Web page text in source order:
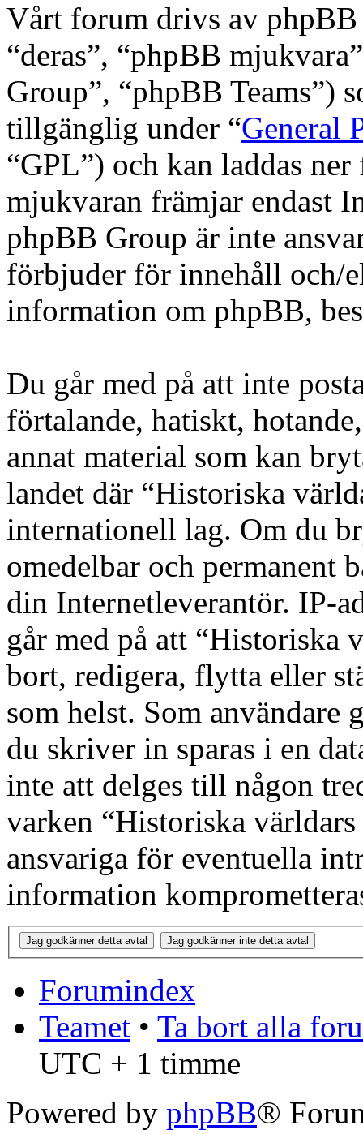
Vårt forum drivs av phpBB
“deras”, “phpBB
Group”, “phpBB Teams”)
tillgänglig under “General
“GPL”) och kan laddas
mjukvaran främjar endast
phpBB Group är inte
förbjuder för innehåll och/
information om phpBB,
Du går med på att inte
förtalande, hatiskt,
annat material som kan
landet där “Historiska
internationell lag. Om du
omedelbar och permanent
din Internetleverantör. IP-
går med på att “Historiska
bort, redigera, flytta eller
som helst. Som
du skriver in sparas i en
inte att delges till någon
varken “Historiska
ansvariga för eventuella
information
Forumindex
Teamet • Ta bort alla
UTC + 1 timme
Powered by phpBB®